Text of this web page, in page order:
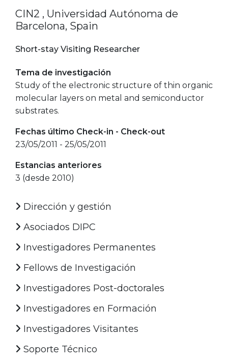
CIN2 , Universidad Autónoma de
Barcelona, Spain
Short-stay Visiting Researcher
Tema de investigación
Study of the electronic structure of thin organic
molecular layers on metal and semiconductor
substrates.
Fechas último Check-in - Check-out
23/05/2011 - 25/05/2011
Estancias anteriores
3 (desde 2010)
Dirección y gestión
Asociados DIPC
Investigadores Permanentes
Fellows de Investigación
Investigadores Post-doctorales
Investigadores en Formación
Investigadores Visitantes
Soporte Técnico